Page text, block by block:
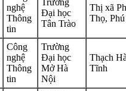
nghệ
Thông
tin
Trường
Đại học
Tân Trào
Thị xã
Thọ,
Công
nghệ
Thông
tin
Trường
Đại học
Mở Hà
Nội
Thạch
Tĩnh